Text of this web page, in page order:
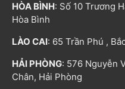
HÒA BÌNH: Số 10 Trương
Hòa Bình
LÀO CAI: 65 Trần Phú ,
HẢI PHÒNG: 576 Nguyễn
Chân, Hải Phòng